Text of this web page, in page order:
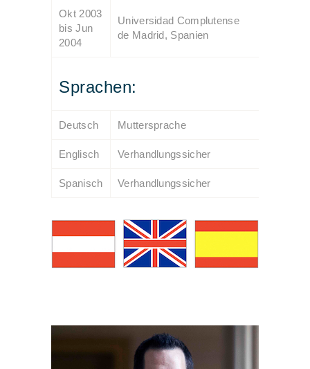
Okt 2003
bis Jun
2004
Universidad Complutense
de Madrid, Spanien
Sprachen:
Deutsch Muttersprache
Englisch Verhandlungssicher
Spanisch Verhandlungssicher